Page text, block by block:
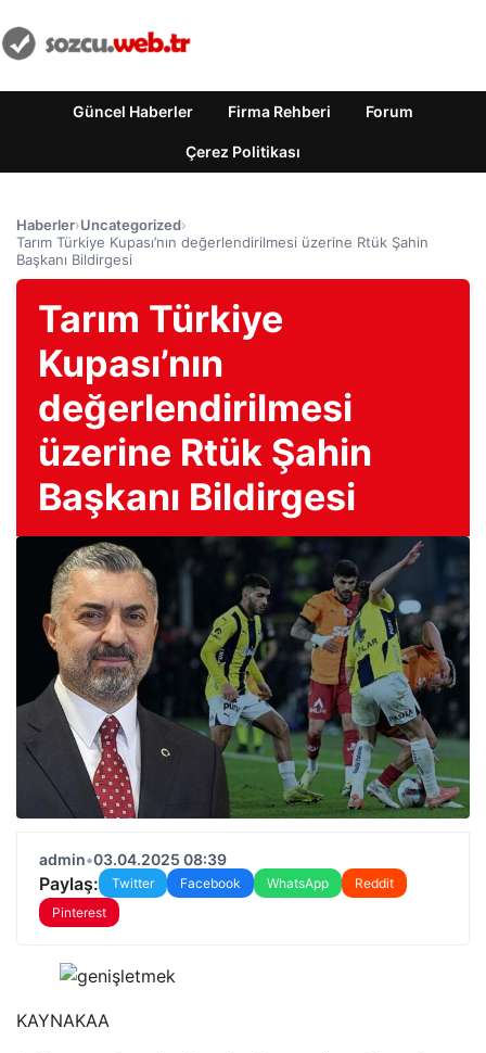
Güncel Haberler Firma Rehberi Forum
Çerez Politikası
Haberler›Uncategorized›
Tarım Türkiye Kupası’nın değerlendirilmesi üzerine Rtük Şahin
Başkanı Bildirgesi
Tarım Türkiye
Kupası’nın
değerlendirilmesi
üzerine Rtük Şahin
Başkanı Bildirgesi
admin•03.04.2025 08:39
Paylaş: Twitter Facebook WhatsApp
Reddit
Pinterest
KAYNAKAA